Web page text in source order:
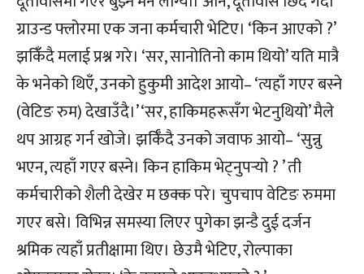
ग्राउन्ड फ्लोरमा एक जना कर्मचारी भेटिए। ‘किन आएको ?’
झकिंँदै मलाई प्रश्न गरे। ‘सर, सानोतिनो काम थियो’ यति मात्रै
के भनेको थिएँ, उनको हुकुमी आदेश आयो– ‘त्यहाँ गएर बस्ने
(वेटिङ रुम) देखाउँदै।’ ‘सर, हाकिमहरूसँग भेटनुथियो’ मैले
थप आग्रह गर्न खोजे। झर्किँदै उनको जवाफ आयो– ‘सुन्नु
भएन, त्यहाँ गएर बस्ने। किन हाकिम भेट्नुपर्‍यो ? ’ ती
कर्मचारीको शैली देखेर म छक्क परे। चुपचाप वेटिङ रुममा
गएर बसे। विभिन्न समस्या लिएर पुगेका झन्डै दुई दर्जन
श्रमिक त्यहाँ प्रतीक्षामा थिए। छेउमै भेटिए, रोल्पाका